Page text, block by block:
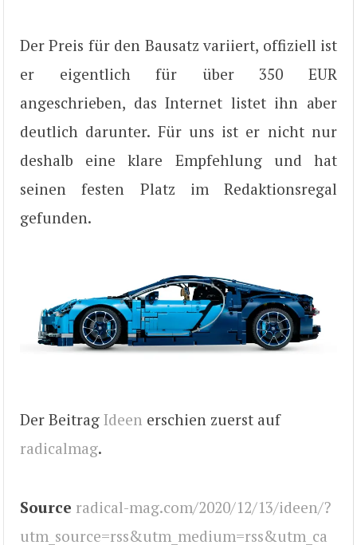
Der Preis für den Bausatz variiert, offiziell ist
er eigentlich für über 350 EUR
angeschrieben, das Internet listet ihn aber
deutlich darunter. Für uns ist er nicht nur
deshalb eine klare Empfehlung und hat
seinen festen Platz im Redaktionsregal
gefunden.
Der Beitrag Ideen erschien zuerst auf
radicalmag.
Source radical-mag.com/2020/12/13/ideen/?
utm_source=rss&utm_medium=rss&utm_ca